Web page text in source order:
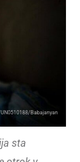
UN0510188/Babajanyan
sta